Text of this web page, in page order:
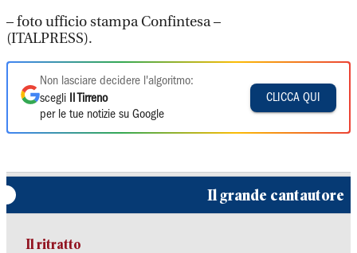
– foto ufficio stampa Confintesa –
(ITALPRESS).
Non lasciare decidere l'algoritmo:
scegli
Il Tirreno
per le tue notizie su Google
CLICCA QUI
Il grande cantautore
Il ritratto